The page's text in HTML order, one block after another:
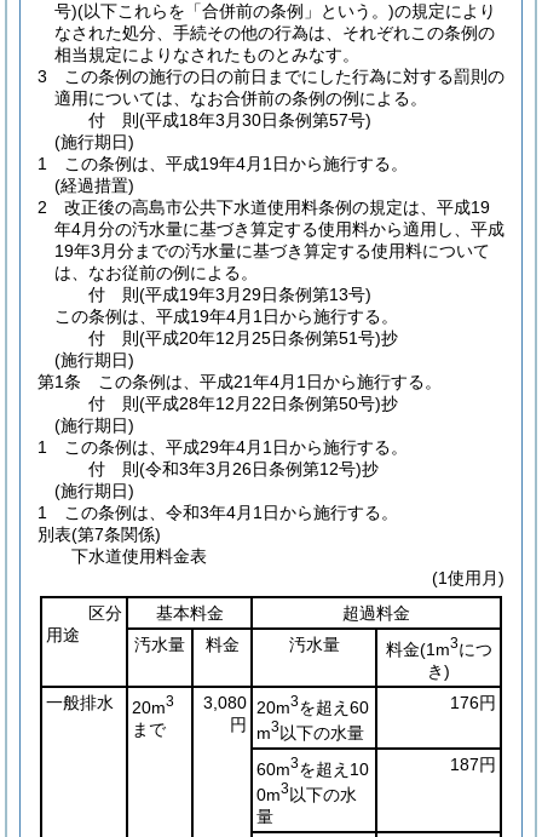
号)(以下これらを「合併前の条例」という。)の規定により
なされた処分、手続その他の行為は、それぞれこの条例の
相当規定によりなされたものとみなす。
3
この条例の施行の日の前日までにした行為に対する罰則の
適用については、なお合併前の条例の例による。
付 則(平成18年3月30日条例第57号)
(施行期日)
1
この条例は、平成19年4月1日から施行する。
(経過措置)
2
改正後の高島市公共下水道使用料条例の規定は、平成19
年4月分の汚水量に基づき算定する使用料から適用し、平成
19年3月分までの汚水量に基づき算定する使用料について
は、なお従前の例による。
付 則(平成19年3月29日条例第13号)
この条例は、平成19年4月1日から施行する。
付 則(平成20年12月25日条例第51号)抄
(施行期日)
第1条
この条例は、平成21年4月1日から施行する。
付 則(平成28年12月22日条例第50号)抄
(施行期日)
1
この条例は、平成29年4月1日から施行する。
付 則(令和3年3月26日条例第12号)抄
(施行期日)
1
この条例は、令和3年4月1日から施行する。
別表(第7条関係)
下水道使用料金表
(1使用月)
区分
用途
基本料金
超過料金
汚水量
料金 汚水量 料金(1m3につ
き)
一般排水
20m3
まで
3,080
円
20m3を超え60
m3以下の水量
176円
60m3を超え10
0m3以下の水
量
187円